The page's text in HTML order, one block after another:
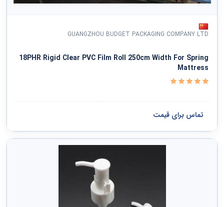
GUANGZHOU BUDGET PACKAGING COMPANY LTD
18PHR Rigid Clear PVC Film Roll 250cm Width For Spring
Mattress
تماس برای قیمت